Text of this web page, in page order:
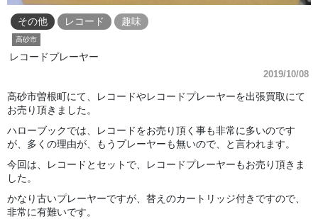
その他 レコード 趣味
高砂市
レコードプレーヤー
2019/10/08
高砂市曽根町にて、レコードやレコードプレーヤーを出張買取にて
お売り頂きました。
ハローブックでは、レコードをお売り頂く事も非常に多いのです
が、多くの理由が、もうプレーヤーも無いので、と言われます。
今回は、レコードとセットで、レコードプレーヤーもお売り頂きま
した。
かなり古いプレーヤーですが、替えのカートリッジ付きですので、
非常に有難いです。